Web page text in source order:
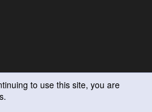
to use this site, you are